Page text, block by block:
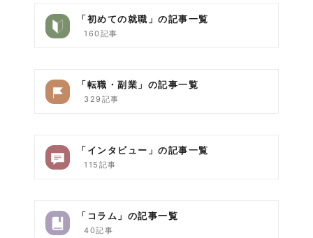
「初めての就職」の記事一覧
160記事
「転職・副業」の記事一覧
329記事
「インタビュー」の記事一覧
115記事
「コラム」の記事一覧
40記事